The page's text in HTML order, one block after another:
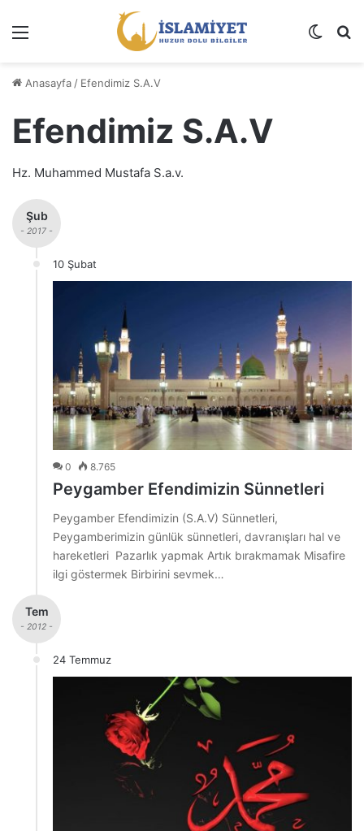
Dış
Anasayfa / Efendimiz S.A.V
Efendimiz S.A.V
Hz. Muhammed Mustafa S.a.v.
Şub
- 2017 -
10 Şubat
0 8.765
Peygamber Efendimizin Sünnetleri
Peygamber Efendimizin (S.A.V) Sünnetleri,
Peygamberimizin günlük sünnetleri, davranışları hal ve
hareketleri Pazarlık yapmak Artık bırakmamak Misafire
ilgi göstermek Birbirini sevmek…
Tem
- 2012 -
24 Temmuz